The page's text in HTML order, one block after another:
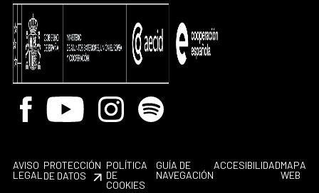
Facebook
Youtube InstagramSpotify
AVISO
LEGAL
PROTECCIÓN
DE DATOS
POLÍTICA
DE
COOKIES
GUÍA DE
NAVEGACIÓN
ACCESIBILIDADMAPA
WEB